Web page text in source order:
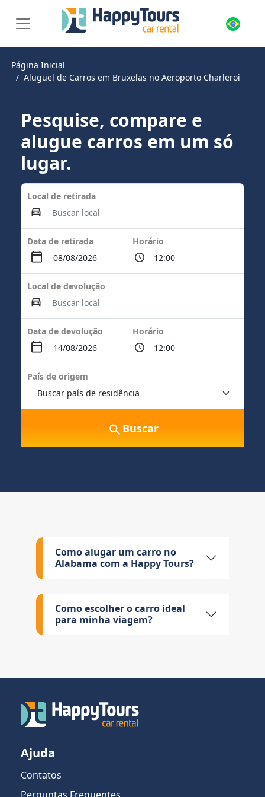
Página Inicial
Aluguel de Carros em Bruxelas no Aeroporto Charleroi
Pesquise, compare e
alugue carros em um só
lugar.
Local de retirada
Data de retirada Horário
Local de devolução
Data de devolução Horário
País de origem
Buscar
Como alugar um carro no
Alabama com a Happy Tours?
Como escolher o carro ideal
para minha viagem?
Ajuda
Contatos